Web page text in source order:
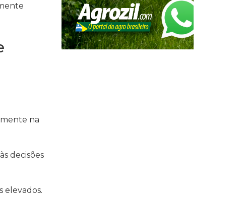
na
decisões
elevados.